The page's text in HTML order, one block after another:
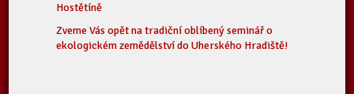
Hostětíně
Zveme Vás opět na tradiční oblíbený seminář o
ekologickém zemědělství do Uherského Hradiště!